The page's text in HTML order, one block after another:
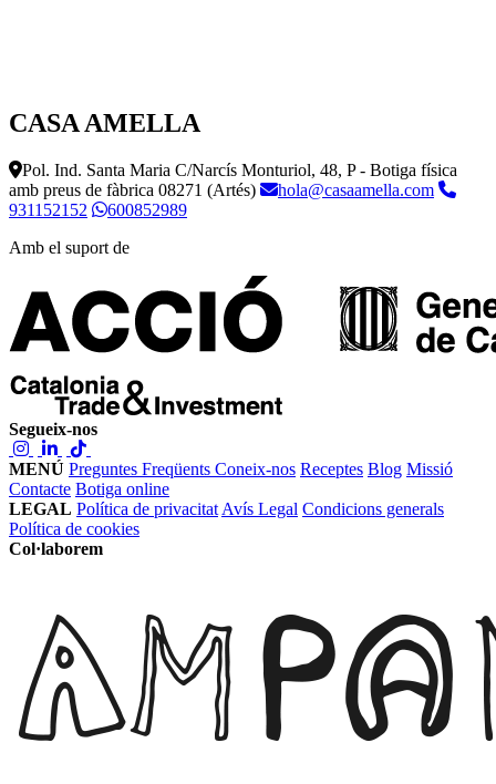
CASA AMELLA
Pol. Ind. Santa Maria C/Narcís Monturiol, 48, P - Botiga física
amb preus de fàbrica 08271 (Artés)
hola@casaamella.com
931152152
600852989
Amb el suport de
Segueix-nos
MENÚ Preguntes Freqüents Coneix-nos Receptes Blog Missió
Contacte Botiga online
LEGAL Política de privacitat Avís Legal Condicions generals
Política de cookies
Col·laborem